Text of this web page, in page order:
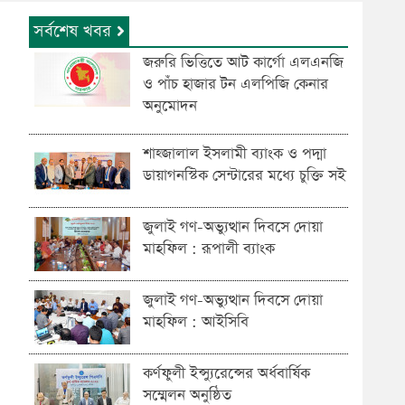
সর্বশেষ খবর
জরুরি ভিত্তিতে আট কার্গো এলএনজি
ও পাঁচ হাজার টন এলপিজি কেনার
অনুমোদন
শাহ্জালাল ইসলামী ব্যাংক ও পদ্মা
ডায়াগনস্টিক সেন্টারের মধ্যে চুক্তি সই
জুলাই গণ-অভ্যুত্থান দিবসে দোয়া
মাহফিল : রূপালী ব্যাংক
জুলাই গণ-অভ্যুত্থান দিবসে দোয়া
মাহফিল : আইসিবি
কর্ণফুলী ইন্স্যুরেন্সের অর্ধবার্ষিক
সম্মেলন অনুষ্ঠিত